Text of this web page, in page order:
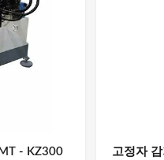
- KZ300
고정자